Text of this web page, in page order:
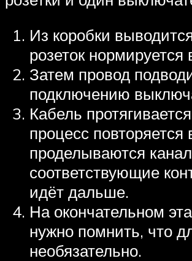
Из коробки
розеток
Затем провод
подключению
Кабель
процесс
проделываются
соответствующие
идёт дальше.
На окончательном
нужно помнить, что
необязательно.